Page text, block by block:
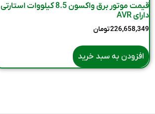
قیمت موتور برق واکسون 8.5 کیلووات استارتی
دارای AVR
226,658,349تومان
افزودن به سبد خرید